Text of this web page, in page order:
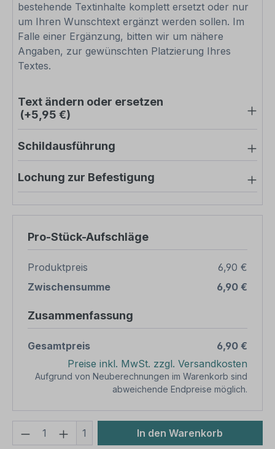
bestehende Textinhalte komplett ersetzt oder nur
um Ihren Wunschtext ergänzt werden sollen. Im
Falle einer Ergänzung, bitten wir um nähere
Angaben, zur gewünschten Platzierung Ihres
Textes.
Text ändern oder ersetzen
(+5,95 €)
Schildausführung
Lochung zur Befestigung
Pro-Stück-Aufschläge
Produktpreis
6,90 €
Zwischensumme
6,90 €
Zusammenfassung
Gesamtpreis
6,90 €
Preise inkl. MwSt. zzgl. Versandkosten
Aufgrund von Neuberechnungen im Warenkorb sind
abweichende Endpreise möglich.
Produkt Anzahl: Gib den
1 In den Warenkorb